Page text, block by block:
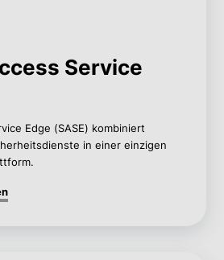
Service
Edge (SASE) kombiniert
in einer einzigen